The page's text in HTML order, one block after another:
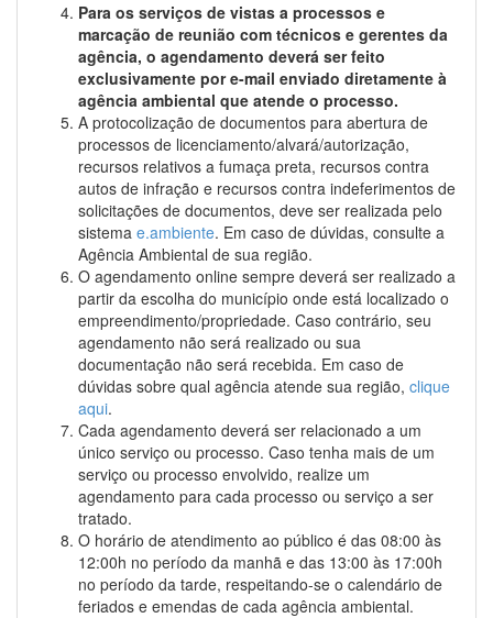
Para os serviços de vistas a processos e
marcação de reunião com técnicos e gerentes da
agência, o agendamento deverá ser feito
exclusivamente por e-mail enviado diretamente à
agência ambiental que atende o processo.
A protocolização de documentos para abertura de
processos de licenciamento/alvará/autorização,
recursos relativos a fumaça preta, recursos contra
autos de infração e recursos contra indeferimentos de
solicitações de documentos, deve ser realizada pelo
sistema e.ambiente. Em caso de dúvidas, consulte a
Agência Ambiental de sua região.
O agendamento online sempre deverá ser realizado a
partir da escolha do município onde está localizado o
empreendimento/propriedade. Caso contrário, seu
agendamento não será realizado ou sua
documentação não será recebida. Em caso de
dúvidas sobre qual agência atende sua região, clique
aqui.
Cada agendamento deverá ser relacionado a um
único serviço ou processo. Caso tenha mais de um
serviço ou processo envolvido, realize um
agendamento para cada processo ou serviço a ser
tratado.
O horário de atendimento ao público é das 08:00 às
12:00h no período da manhã e das 13:00 às 17:00h
no período da tarde, respeitando-se o calendário de
feriados e emendas de cada agência ambiental.